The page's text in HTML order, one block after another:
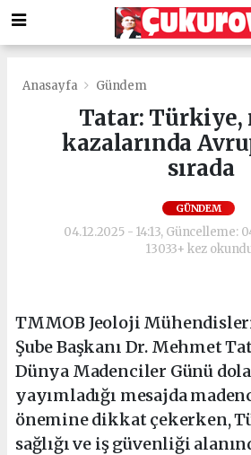
Anasayfa Gündem
Tatar: Türkiye,
kazalarında
sırada
GÜNDEM
04.12.2025 - 14:13, Güncelleme:
13033+ kez
TMMOB Jeoloji Mühendisleri
Şube Başkanı Dr. Mehmet
Dünya Madenciler Günü
yayımladığı mesajda
önemine dikkat çekerken,
sağlığı ve iş güvenliği